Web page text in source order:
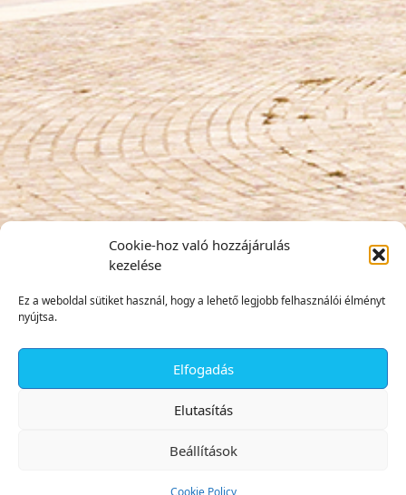
Cookie-hoz való hozzájárulás
kezelése
Ez a weboldal sütiket használ, hogy a lehető legjobb felhasználói élményt
nyújtsa.
Elfogadás
Elutasítás
Beállítások
Cookie Policy
✕